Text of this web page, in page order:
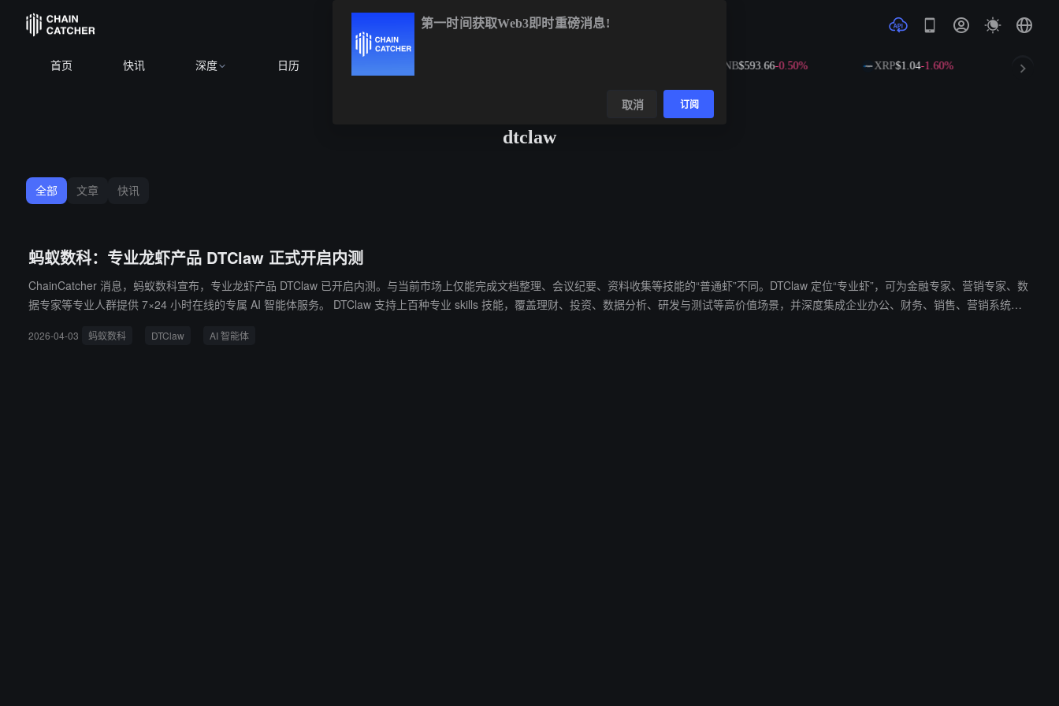
首页 快讯 深度 日历 BNB$593.66-0.50% XRP$1.04-1.60% SOL
dtclaw
全部 文章 快讯
蚂蚁数科：专业龙虾产品 DTClaw 正式开启内测
ChainCatcher 消息，蚂蚁数科宣布，专业龙虾产品 DTClaw 已开启内测。与当前市场上仅能完成文档整理、会议纪要、资料收集等技能的“普通虾”不同。DTClaw 定位“专业虾”，可为金融专家、营销专家、数
据专家等专业人群提供 7×24 小时在线的专属 AI 智能体服务。 DTClaw 支持上百种专业 skills 技能，覆盖理财、投资、数据分析、研发与测试等高价值场景，并深度集成企业办公、财务、销售、营销系统，
2026-04-03 蚂蚁数科 DTClaw AI 智能体
第一时间获取Web3即时重磅消息!
取消 订阅